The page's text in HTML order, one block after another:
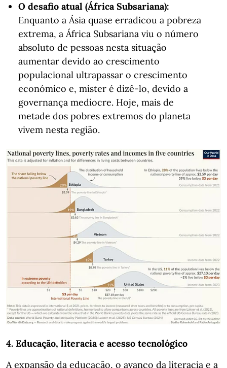
O desafio atual (África Subsariana):
Enquanto a Ásia quase erradicou a pobreza
extrema, a África Subsariana viu o número
absoluto de pessoas nesta situação
aumentar devido ao crescimento
populacional ultrapassar o crescimento
económico e, mister é dizê-lo, devido a
governança medíocre. Hoje, mais de
metade dos pobres extremos do planeta
vivem nesta região.
4. Educação, literacia e acesso tecnológico
A expansão da educação, o avanço da literacia e a